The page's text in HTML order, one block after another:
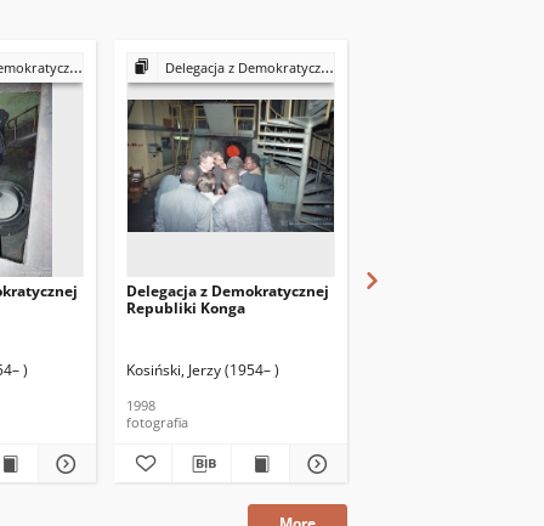
Republiki Konga
)
Delegacja z Demokratycznej Republiki Konga
Delegacja z Demokratycznej
Republiki Konga
Kosiński, Jerzy (1954– )
1998
fotografia